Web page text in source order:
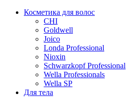
Косметика для волос
CHI
Goldwell
Joico
Londa Professional
Nioxin
Schwarzkopf Professional
Wella Professionals
Wella SP
Для тела